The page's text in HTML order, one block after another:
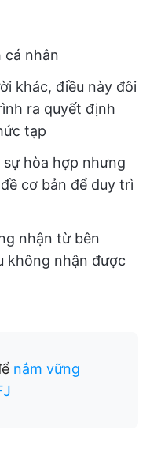
cá nhân
khác, điều này đôi
ra quyết định
tạp
hòa hợp nhưng
cơ bản để duy trì
nhận từ bên
không nhận được
nắm vững